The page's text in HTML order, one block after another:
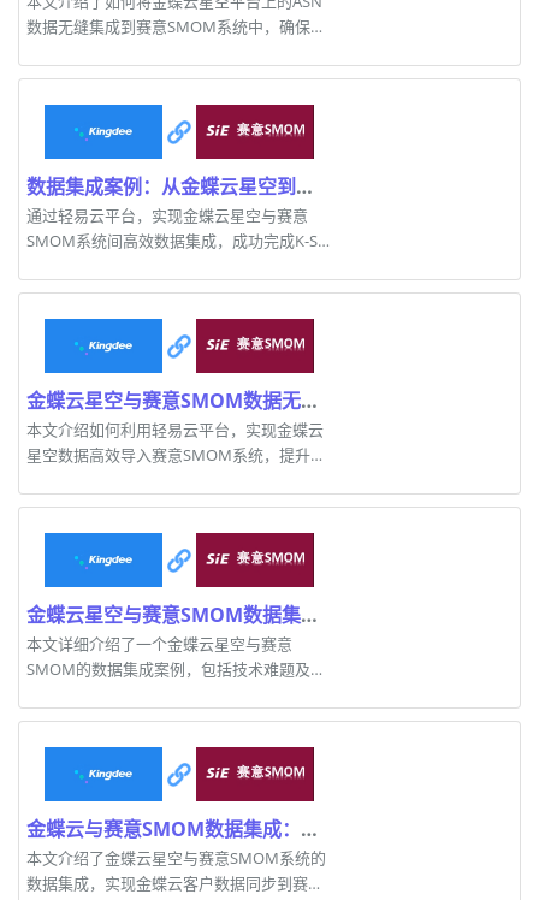
数据无缝集成到赛意SMOM系统中，确保数
数据集成案例：从金蝶云星空到赛意SMOM的高效对接
通过轻易云平台，实现金蝶云星空与赛意
SMOM系统间高效数据集成，成功完成K-S
金蝶云星空与赛意SMOM数据无缝对接方案
本文介绍如何利用轻易云平台，实现金蝶云
星空数据高效导入赛意SMOM系统，提升业
金蝶云星空与赛意SMOM数据集成案例解析
本文详细介绍了一个金蝶云星空与赛意
SMOM的数据集成案例，包括技术难题及解
金蝶云与赛意SMOM数据集成：K-S客户同步案例分享
本文介绍了金蝶云星空与赛意SMOM系统的
数据集成，实现金蝶云客户数据同步到赛意